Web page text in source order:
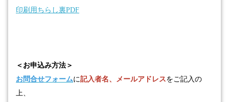
印刷用ちらし裏PDF
＜お申込み方法＞
お問合せフォームに記入者名、メールアドレスをご記入の
上、